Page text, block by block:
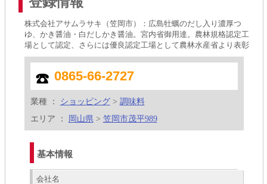
株式会社アサムラサキ（笠岡市）：広島牡蠣のだし入り濃厚つ
ゆ、かき醤油・白だしかき醤油。宮内省御用達。農林規格認定工
場として認定、さらには優良認定工場として農林水産省より表彰
0865-66-2727
業種 ： ショッピング> 調味料
エリア ：
岡山県 > 笠岡市茂平989
基本情報
会社名